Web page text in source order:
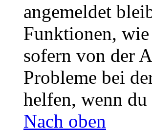
angemeldet
Funktionen, wie
sofern von der
Probleme bei
helfen, wenn
Nach oben